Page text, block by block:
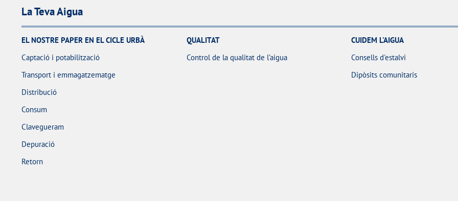
La Teva Aigua
EL NOSTRE PAPER EN EL CICLE URBÀ
Captació i potabilització
Transport i emmagatzematge
Distribució
Consum
Clavegueram
Depuració
Retorn
QUALITAT
Control de la qualitat de l’aigua
CUIDEM L'AIGUA
Consells d'estalvi
Dipòsits comunitaris